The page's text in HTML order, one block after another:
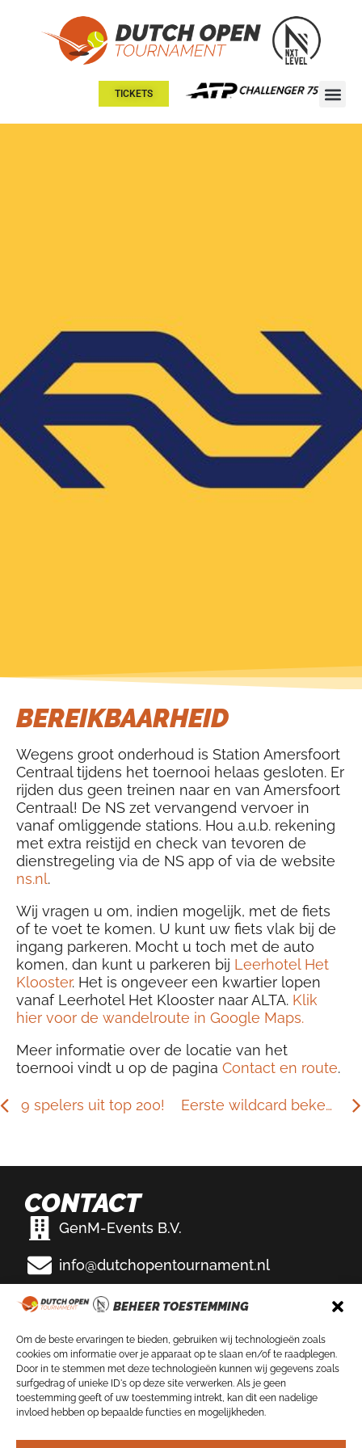
BEHEER TOESTEMMING
Om de beste ervaringen te bieden, gebruiken wij technologieën zoals
cookies om informatie over je apparaat op te slaan en/of te raadplegen.
Door in te stemmen met deze technologieën kunnen wij gegevens zoals
surfgedrag of unieke ID's op deze site verwerken. Als je geen
toestemming geeft of uw toestemming intrekt, kan dit een nadelige
invloed hebben op bepaalde functies en mogelijkheden.
TICKETS
BEREIKBAARHEID
Wegens groot onderhoud is Station Amersfoort
Centraal tijdens het toernooi helaas gesloten. Er
rijden dus geen treinen naar en van Amersfoort
Centraal! De NS zet vervangend vervoer in
vanaf omliggende stations. Hou a.u.b. rekening
met extra reistijd en check van tevoren de
dienstregeling via de NS app of via de website
ns.nl.
Wij vragen u om, indien mogelijk, met de fiets
of te voet te komen. U kunt uw fiets vlak bij de
ingang parkeren. Mocht u toch met de auto
komen, dan kunt u parkeren bij Leerhotel Het
Klooster. Het is ongeveer een kwartier lopen
vanaf Leerhotel Het Klooster naar ALTA. Klik
hier voor de wandelroute in Google Maps.
Meer informatie over de locatie van het
toernooi vindt u op de pagina Contact en route.
9 spelers uit top 200! Eerste wildcard bekend!
CONTACT
GenM-Events B.V.
info@dutchopentournament.nl
Eemslag Tennis & Padel
Bikkersweg 100
3752 WV Bunschoten-Spakenburg
VOLG ONS OP